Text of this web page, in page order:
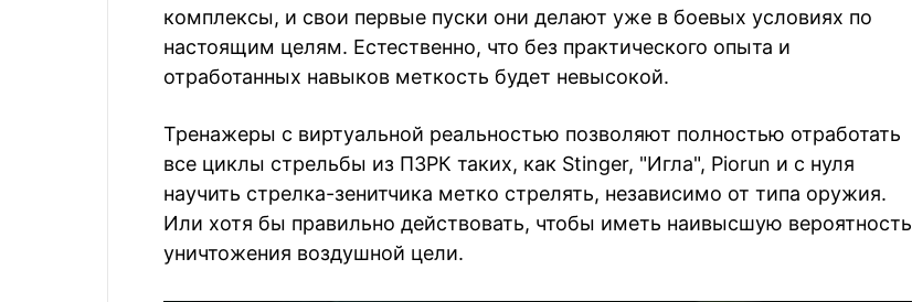
комплексы, и свои первые пуски они делают уже в боевых условиях по
настоящим целям. Естественно, что без практического опыта и
отработанных навыков меткость будет невысокой.
Тренажеры с виртуальной реальностью позволяют полностью отработать
все циклы стрельбы из ПЗРК таких, как Stinger, "Игла", Piorun и с нуля
научить стрелка-зенитчика метко стрелять, независимо от типа оружия.
Или хотя бы правильно действовать, чтобы иметь наивысшую вероятность
уничтожения воздушной цели.